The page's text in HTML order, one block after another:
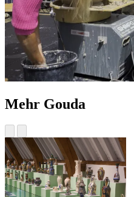
Mehr Gouda